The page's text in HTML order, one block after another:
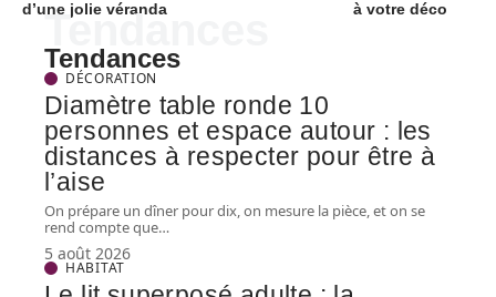
d’une jolie véranda
à votre déco
Tendances
Tendances
DÉCORATION
Diamètre table ronde 10
personnes et espace autour : les
distances à respecter pour être à
l’aise
On prépare un dîner pour dix, on mesure la pièce, et on se
rend compte que…
5 août 2026
HABITAT